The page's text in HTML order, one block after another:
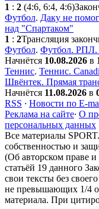
1 : 2 (4:6, 6:4, 4:6)
Футбол. Даку не
над "Спартаком"
1 : 2Трансляция
Футбол. Футбол. РПЛ.
Начнётся 10.08.2026 в
Теннис. Теннис.
Швёнтек. Прямая
Начнётся 11.08.2026 в
RSS · Новости по E-
Реклама на сайте· О
персональных данных
Все материалы
собственностью и
(Об авторском праве
статьёй 19 данного
свои тексты без
не превышающих 1/4
материала. При